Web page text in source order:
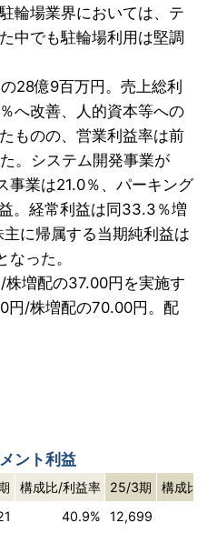
輪場業界においては、テ
中でも駐輪場利用は堅調
28億9百万円。売上総利
へ改善、人的資本等への
ものの、営業利益率は前
。 システム開発事業が
事業は21.0％、パーキング
。 経常利益は同33.3％増
に帰属する当期純利益は
った。
増配の37.00円を実施す
円/株増配の70.00円。配
ント利益
構成比/利益率 25/3期
構成比/
40.9% 12,699